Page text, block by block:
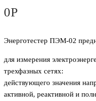
0Р
Энерготестер ПЭМ-02
для измерения
трехфазных сетях:
действующего значения
активной, реактивной и